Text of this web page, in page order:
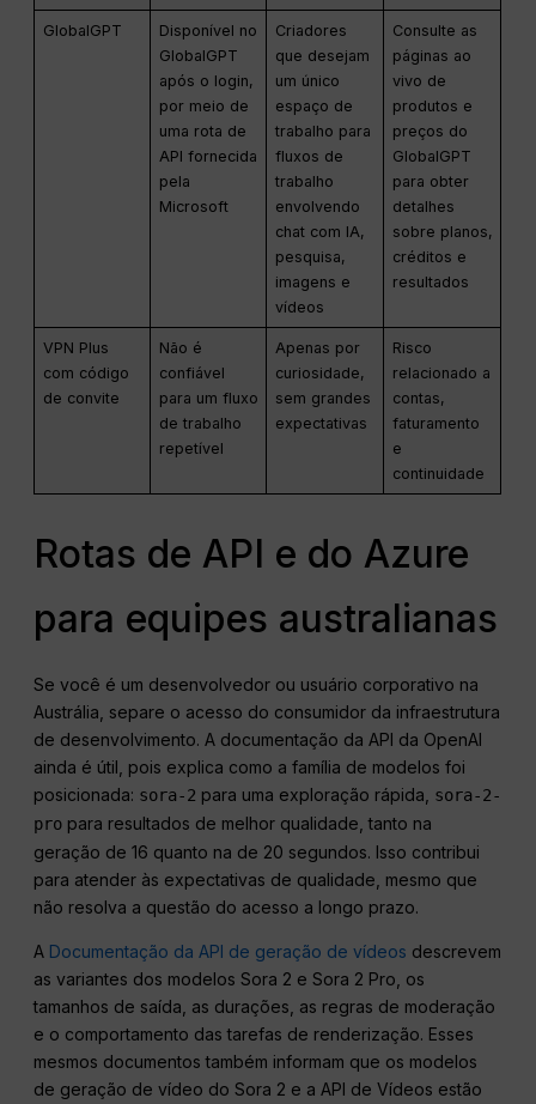
GlobalGPT
Disponível no
GlobalGPT
após o login,
por meio de
uma rota de
API fornecida
pela
Microsoft
Criadores
que desejam
um único
espaço de
trabalho para
fluxos de
trabalho
envolvendo
chat com IA,
pesquisa,
imagens e
vídeos
Consulte as
páginas ao
vivo de
produtos e
preços do
GlobalGPT
para obter
detalhes
sobre planos,
créditos e
resultados
VPN Plus
com código
de convite
Não é
confiável
para um fluxo
de trabalho
repetível
Apenas por
curiosidade,
sem grandes
expectativas
Risco
relacionado a
contas,
faturamento
e
continuidade
Rotas de API e do Azure
para equipes australianas
Se você é um desenvolvedor ou usuário corporativo na
Austrália, separe o acesso do consumidor da infraestrutura
de desenvolvimento. A documentação da API da OpenAI
ainda é útil, pois explica como a família de modelos foi
posicionada: sora-2 para uma exploração rápida, sora-2-
pro para resultados de melhor qualidade, tanto na
geração de 16 quanto na de 20 segundos. Isso contribui
para atender às expectativas de qualidade, mesmo que
não resolva a questão do acesso a longo prazo.
A Documentação da API de geração de vídeos descrevem
as variantes dos modelos Sora 2 e Sora 2 Pro, os
tamanhos de saída, as durações, as regras de moderação
e o comportamento das tarefas de renderização. Esses
mesmos documentos também informam que os modelos
de geração de vídeo do Sora 2 e a API de Vídeos estão